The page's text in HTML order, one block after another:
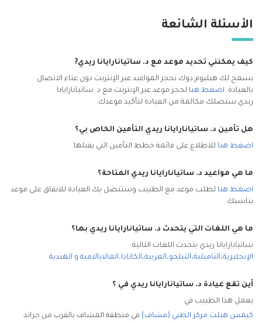
الأسئلة الشائعة
كيف يمكنني تحديد موعد مع د. ساتيانارايانا ريدي?
يسمح لك هيليوم دوك بحجز المواعيد عبر الإنترنت دون عناء الاتصال
بالعيادة. اضغط هنا لحجز موعد عبر الإنترنت مع د. ساتيانارايانا
ريدي.ستصلك مكالمة من العيادة لتأكيد موعدك.
هل تأمين د. ساتيانارايانا ريدي التأمين الخاص بي؟
اضغط هنا للاطلاع على قائمة خطط التأمين التي يقبلها.
ما هي مواعيد د. ساتيانارايانا ريدي المتاحة؟
اضغط هنا لطلب موعد مع الطبيب وستتصل بك العيادة للاتفاق على موعد
يناسبك.
ما هي اللغات التي يتحدث د. ساتيانارايانا ريدي بها؟
ساتيانارايانا ريدي يتحدث اللغات التالية
الإنجليزية،التاميلية،التيلجو،العربية،الكانادا،المالايالامية و الهندية
أين تقع عيادة د. ساتيانارايانا ريدي في ؟
يعمل هذا الطبيب في
كيمس هيلث مركز الطبي (مشاف) في منطقة المشاف بالقرب من جراند